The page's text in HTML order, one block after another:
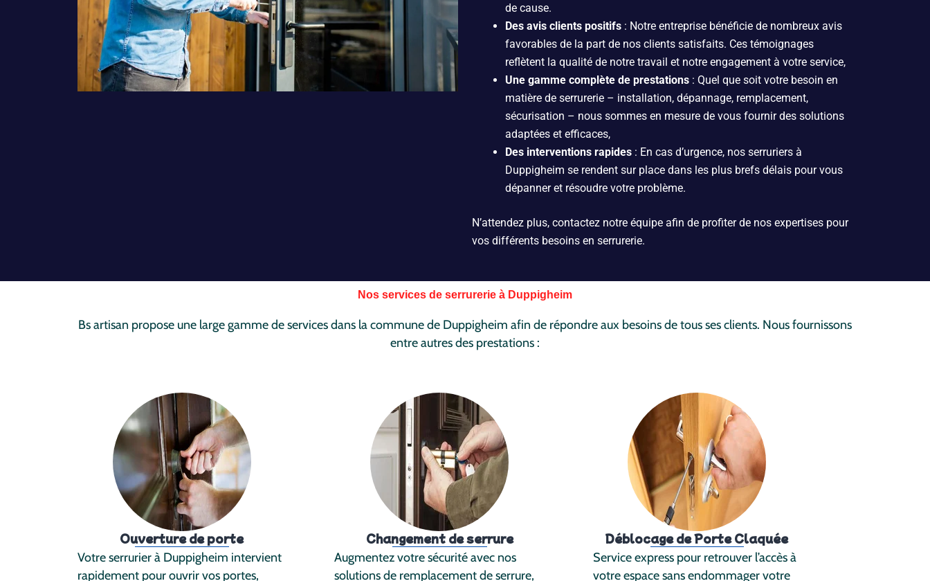
de cause.
Des avis clients positifs : Notre entreprise bénéficie de nombreux avis
favorables de la part de nos clients satisfaits. Ces témoignages
reflètent la qualité de notre travail et notre engagement à votre service,
Une gamme complète de prestations : Quel que soit votre besoin en
matière de serrurerie – installation, dépannage, remplacement,
sécurisation – nous sommes en mesure de vous fournir des solutions
adaptées et efficaces,
Des interventions rapides : En cas d’urgence, nos serruriers à
Duppigheim se rendent sur place dans les plus brefs délais pour vous
dépanner et résoudre votre problème.
N’attendez plus, contactez notre équipe afin de profiter de nos expertises pour
vos différents besoins en serrurerie.
Nos services de serrurerie à Duppigheim
Bs artisan propose une large gamme de services dans la commune de Duppigheim afin de répondre aux besoins de tous ses clients. Nous fournissons
entre autres des prestations :
Ouverture de porte
Votre serrurier à Duppigheim intervient
rapidement pour ouvrir vos portes,
Changement de serrure
Augmentez votre sécurité avec nos
solutions de remplacement de serrure,
Déblocage de Porte Claquée
Service express pour retrouver l’accès à
votre espace sans endommager votre